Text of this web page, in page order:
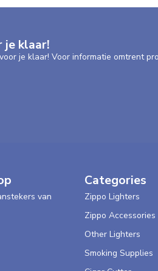
je klaar!
je klaar! Voor informatie omtrent
van
Categories
Zippo Lighters
Zippo Accessories
Other Lighters
Smoking Supplies